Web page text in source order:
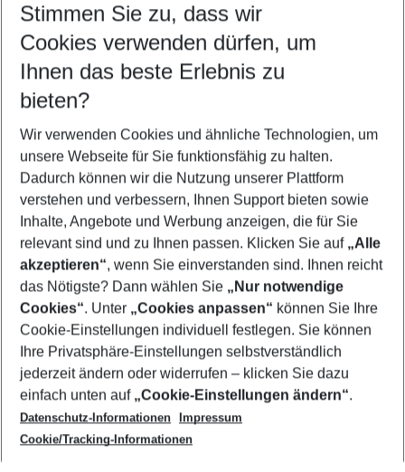
Abflughafen wählen
Beliebiger Abflughafen
Reisezeitraum wählen
11.08.26– 09.08.27 5-8 Nächte
2 Erwachsene Keine Kinder
Mehr Filter anzeigen
Footer
Footer navigation
Über uns
AGB
Cookie-Einstellungen ändern
Cookie-Richtlinie
Datenschutz
Service & Hilfe
Barrierefreies Reisen
Check-in
Folgen Sie uns
Stimmen Sie zu, dass wir
Cookies verwenden dürfen, um
Ihnen das beste Erlebnis zu
bieten?
Wir verwenden Cookies und ähnliche Technologien, um
unsere Webseite für Sie funktionsfähig zu halten.
Dadurch können wir die Nutzung unserer Plattform
verstehen und verbessern, Ihnen Support bieten sowie
Inhalte, Angebote und Werbung anzeigen, die für Sie
relevant sind und zu Ihnen passen. Klicken Sie auf „Alle
akzeptieren“, wenn Sie einverstanden sind. Ihnen reicht
das Nötigste? Dann wählen Sie „Nur notwendige
Cookies“. Unter „Cookies anpassen“ können Sie Ihre
Cookie-Einstellungen individuell festlegen. Sie können
Ihre Privatsphäre-Einstellungen selbstverständlich
jederzeit ändern oder widerrufen – klicken Sie dazu
einfach unten auf „Cookie-Einstellungen ändern“.
Datenschutz-Informationen
Impressum
Cookie/Tracking-Informationen